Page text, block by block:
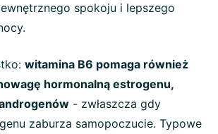
spokoju i lepszego
witamina B6 pomaga również
hormonalną estrogenu,
- zwłaszcza gdy
zaburza samopoczucie. Typowe